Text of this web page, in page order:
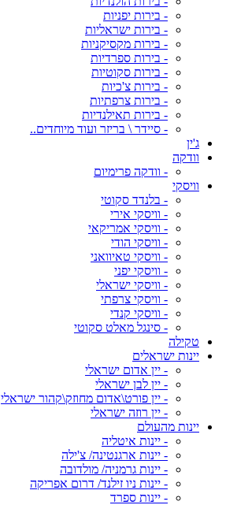
- בירות יפניות
- בירות ישראליות
- בירות מקסיקניות
- בירות ספרדיות
- בירות סקוטיות
- בירות צ'כיות
- בירות צרפתיות
- בירות תאילנדיות
- סיידר \ בריזר ועוד מיוחדים..
ג'ין
וודקה
- וודקה פרימיום
וויסקי
- בלנדד סקוטי
- וויסקי אירי
- וויסקי אמריקאי
- וויסקי הודי
- וויסקי טאיוואני
- וויסקי יפני
- וויסקי ישראלי
- וויסקי צרפתי
- וויסקי קנדי
- סינגל מאלט סקוטי
טקילה
יינות ישראלים
- יין אדום ישראלי
- יין לבן ישראלי
- יין פורט\אדום מחוזק\קהור ישראלי
- יין רוזה ישראלי
יינות מהעולם
- יינות איטליה
- יינות ארגנטינה/ צ'ילה
- יינות גרמניה/ מולדובה
- יינות ניו זילנד/ דרום אפריקה
- יינות ספרד